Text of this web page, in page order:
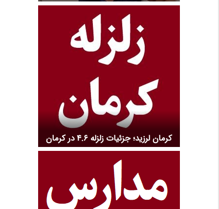
کرمان لرزید؛ جزئیات زلزله 4.6 در کرمان